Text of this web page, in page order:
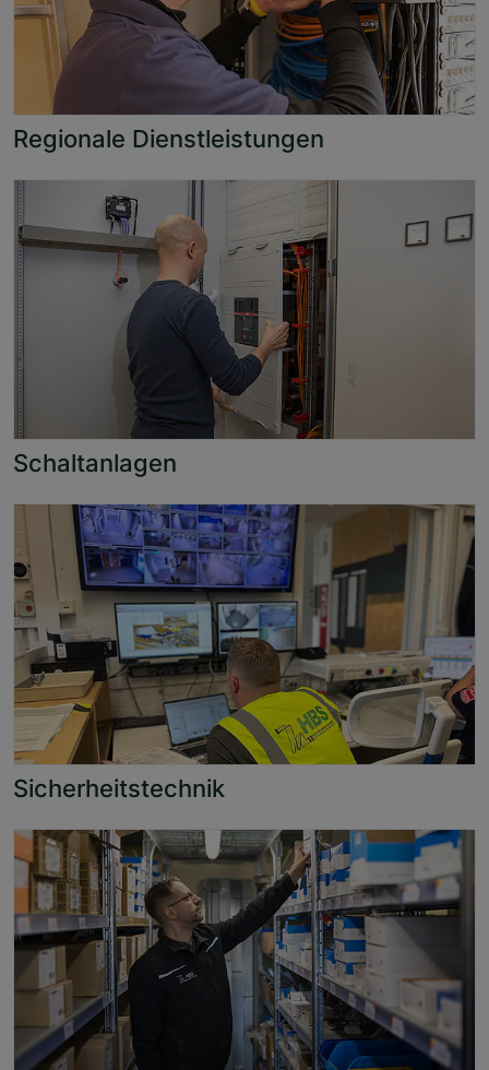
Regionale Dienstleistungen
Schaltanlagen
Sicherheitstechnik